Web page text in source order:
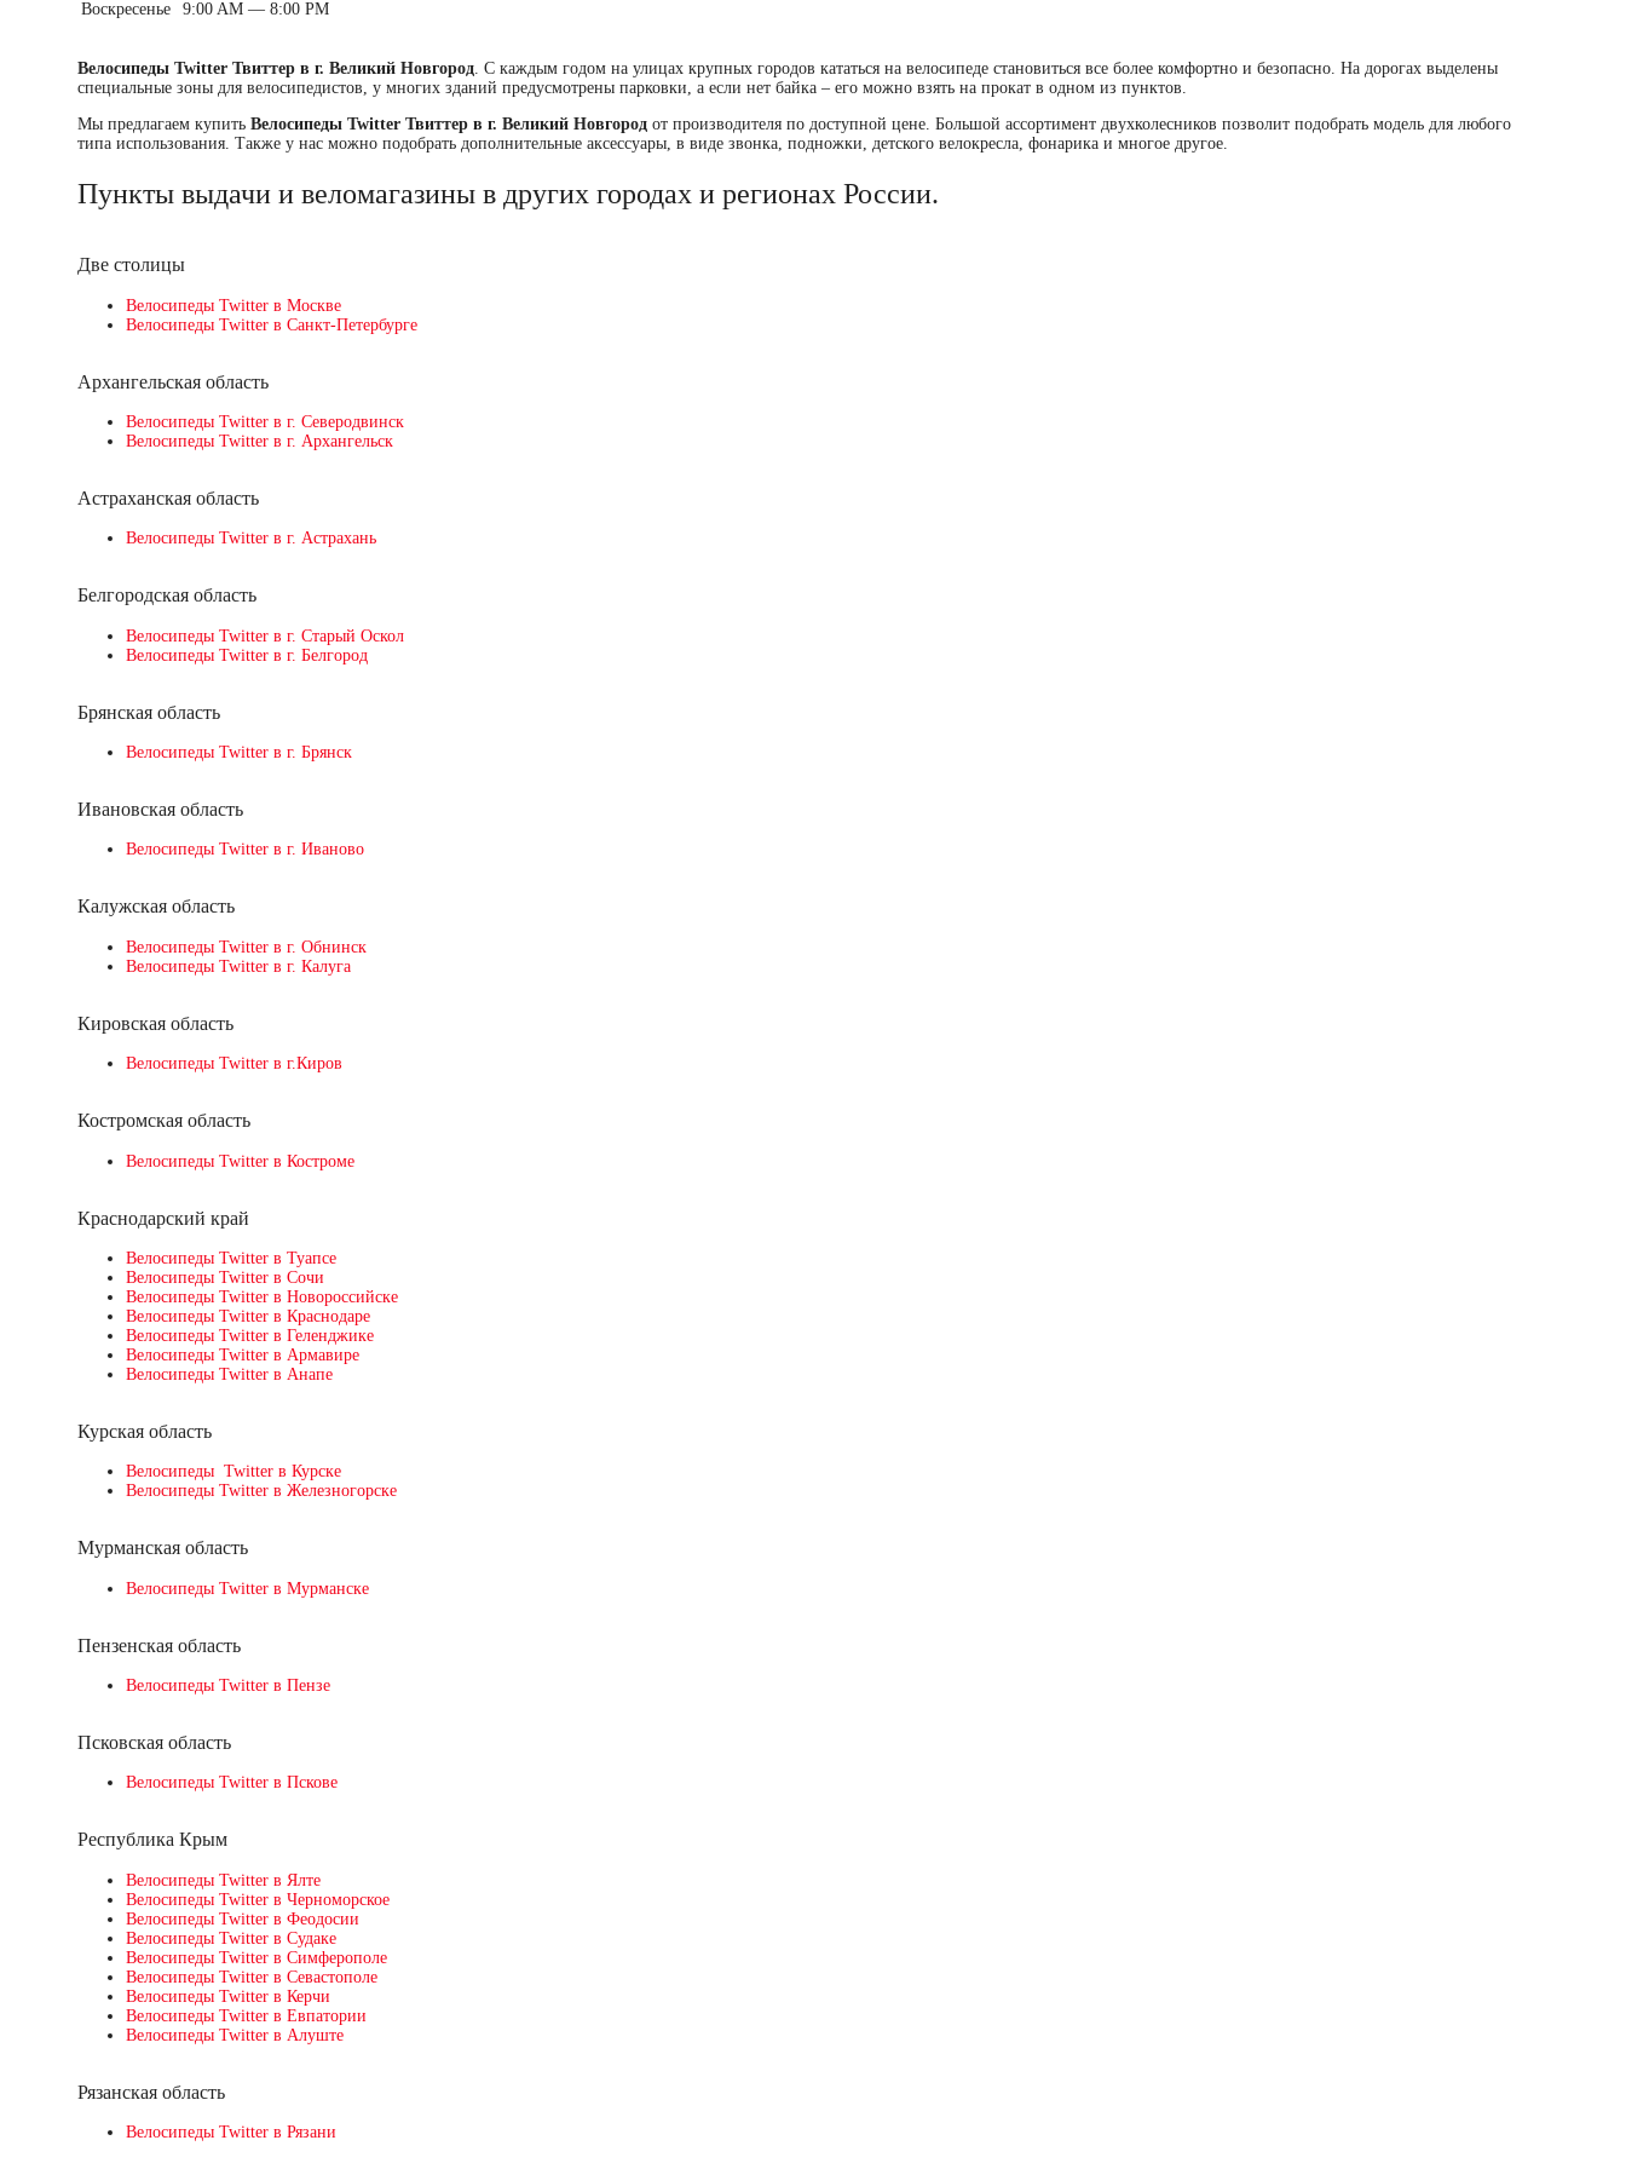
Воскресенье 9:00 AM — 8:00 PM
Велосипеды Twitter Твиттер в г. Великий Новгород . С каждым годом на улицах крупных городов кататься на велосипеде становиться все более комфортно и безопасно. На дорогах выделены
специальные зоны для велосипедистов, у многих зданий предусмотрены парковки, а если нет байка – его можно взять на прокат в одном из пунктов.
Мы предлагаем купить Велосипеды Twitter Твиттер в г. Великий Новгород от производителя по доступной цене. Большой ассортимент двухколесников позволит подобрать модель для любого
типа использования. Также у нас можно подобрать дополнительные аксессуары, в виде звонка, подножки, детского велокресла, фонарика и многое другое.
Пункты выдачи и веломагазины в других городах и регионах России.
Две столицы
Велосипеды Twitter в Москве
Велосипеды Twitter в Санкт-Петербурге
Архангельская область
Велосипеды Twitter в г. Северодвинск
Велосипеды Twitter в г. Архангельск
Астраханская область
Велосипеды Twitter в г. Астрахань
Белгородская область
Велосипеды Twitter в г. Старый Оскол
Велосипеды Twitter в г. Белгород
Брянская область
Велосипеды Twitter в г. Брянск
Ивановская область
Велосипеды Twitter в г. Иваново
Калужская область
Велосипеды Twitter в г. Обнинск
Велосипеды Twitter в г. Калуга
Кировская область
Велосипеды Twitter в г.Киров
Костромская область
Велосипеды Twitter в Костроме
Краснодарский край
Велосипеды Twitter в Туапсе
Велосипеды Twitter в Сочи
Велосипеды Twitter в Новороссийске
Велосипеды Twitter в Краснодаре
Велосипеды Twitter в Геленджике
Велосипеды Twitter в Армавире
Велосипеды Twitter в Анапе
Курская область
Велосипеды Twitter в Курске
Велосипеды Twitter в Железногорске
Мурманская область
Велосипеды Twitter в Мурманске
Пензенская область
Велосипеды Twitter в Пензе
Псковская область
Велосипеды Twitter в Пскове
Республика Крым
Велосипеды Twitter в Ялте
Велосипеды Twitter в Черноморское
Велосипеды Twitter в Феодосии
Велосипеды Twitter в Судаке
Велосипеды Twitter в Симферополе
Велосипеды Twitter в Севастополе
Велосипеды Twitter в Керчи
Велосипеды Twitter в Евпатории
Велосипеды Twitter в Алуште
Рязанская область
Велосипеды Twitter в Рязани